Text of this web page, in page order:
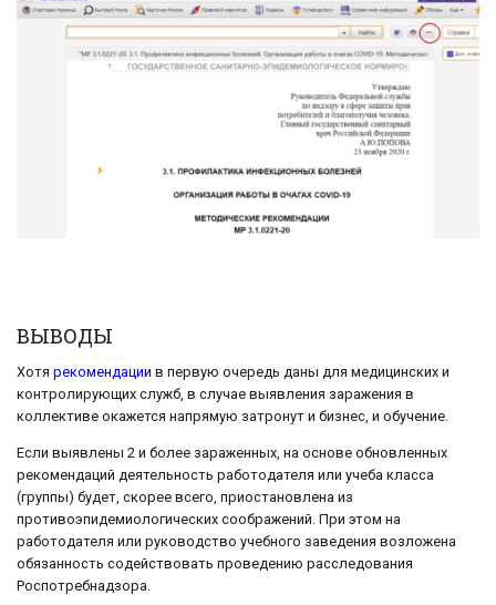
ВЫВОДЫ
Хотя рекомендации в первую очередь даны для медицинских и
контролирующих служб, в случае выявления заражения в
коллективе окажется напрямую затронут и бизнес, и обучение.
Если выявлены 2 и более зараженных, на основе обновленных
рекомендаций деятельность работодателя или учеба класса
(группы) будет, скорее всего, приостановлена из
противоэпидемиологических соображений. При этом на
работодателя или руководство учебного заведения возложена
обязанность содействовать проведению расследования
Роспотребнадзора.